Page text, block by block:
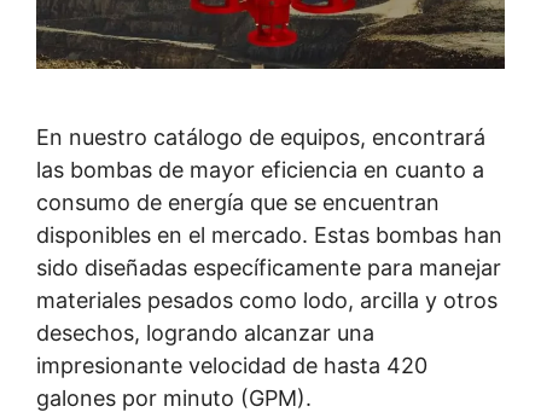
En nuestro catálogo de equipos, encontrará
las bombas de mayor eficiencia en cuanto a
consumo de energía que se encuentran
disponibles en el mercado. Estas bombas han
sido diseñadas específicamente para manejar
materiales pesados como lodo, arcilla y otros
desechos, logrando alcanzar una
impresionante velocidad de hasta 420
galones por minuto (GPM).